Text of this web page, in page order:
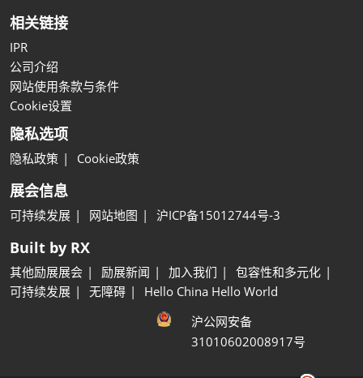
相关链接
IPR
公司介绍
网站使用条款与条件
Cookie设置
隐私选项
隐私政策 Cookie政策
展会信息
可持续发展 网站地图 沪ICP备15012744号-3
Built by RX
其他励展展会 励展新闻 加入我们
包容性和多元化
可持续发展
无障碍
Hello China Hello World
沪公网安备
31010602008917号